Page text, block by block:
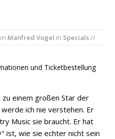
gehört zu den größten Hits
neue Single „Late Night
mit „I Don’t Care“
aus dem Archiv
zu seinen Wurzeln zurück –
Manfred Vogel in Specials//
einem großen Star der
ich nie verstehen. Er
Music sie braucht. Er hat
ist, wie sie echter nicht sein